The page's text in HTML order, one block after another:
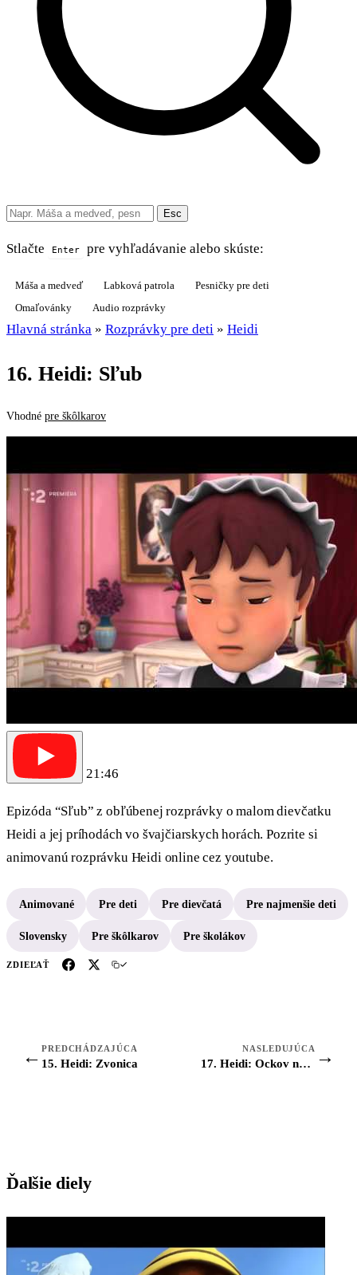
Esc
Stlačte Enter pre vyhľadávanie alebo skúste:
Máša a medveď Labková patrola
Pesničky pre deti
Omaľovánky
Audio rozprávky
Hlavná stránka » Rozprávky pre deti » Heidi
16. Heidi: Sľub
Vhodné pre škôlkarov
21:46
Epizóda “Sľub” z obľúbenej rozprávky o malom dievčatku
Heidi a jej príhodách vo švajčiarskych horách. Pozrite si
animovanú rozprávku Heidi online cez youtube.
Animované Pre deti Pre dievčatá Pre najmenšie deti
Slovensky Pre škôlkarov Pre školákov
ZDIEĽAŤ
← PREDCHÁDZAJÚCA
15. Heidi: Zvonica
NASLEDUJÚCA
17. Heidi: Ockov návrat →
Ďalšie diely